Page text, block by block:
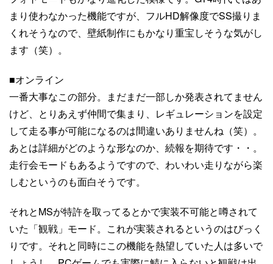
まり使わなかった機能ですが、フルHD解像度でSS撮りま
くれそうなので、壁紙制作にもかなり重宝しそうな気がし
ます（笑）。
■オンライン
一番大事なこの部分。まだまだ一部しか発表されてません
けど、とりあえず仲間で集まり、レギュレーションを設定
して走る事が可能になるのは間違いありませんね（笑）。
あとは詳細がどのような形なのか、続報を期待です・・。
走行会モードもあるようですので、わいわい走りながら楽
しむというのも面白そうです。
それとMSが特許を取ってるとかで実装不可能と噂されて
いた「観戦」モード。これが実装されるというのはびっく
りです。それと同時にこの機能を熱望していた人は多いで